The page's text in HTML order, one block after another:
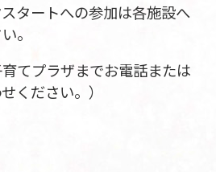
タートへの参加は各施設へ
。
育てプラザまでお電話または
ください。）